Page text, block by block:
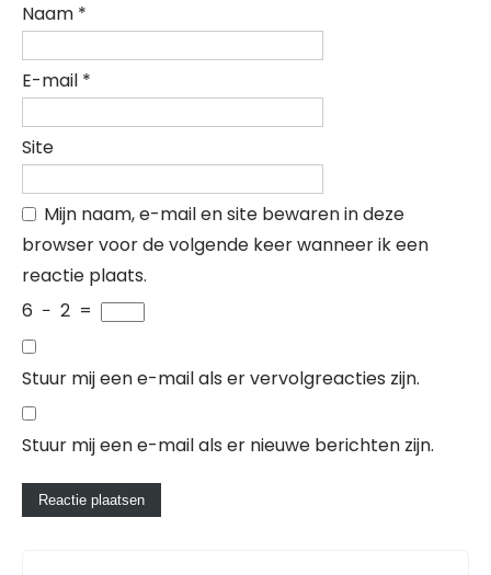
Naam *
E-mail *
Site
Mijn naam, e-mail en site bewaren in deze
browser voor de volgende keer wanneer ik een
reactie plaats.
6 − 2 =
Stuur mij een e-mail als er vervolgreacties zijn.
Stuur mij een e-mail als er nieuwe berichten zijn.